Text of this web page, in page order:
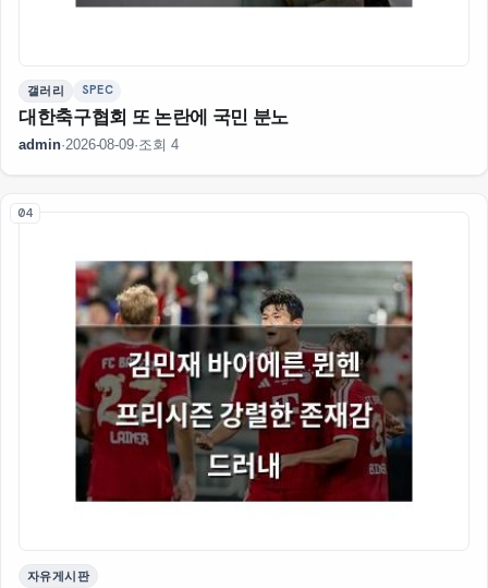
갤러리 SPEC
대한축구협회 또 논란에 국민 분노
admin·2026-08-09·조회 4
04
자유게시판